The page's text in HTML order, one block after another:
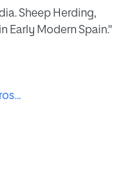
Sheep Herding,
Early Modern Spain."